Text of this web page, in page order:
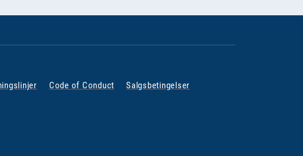
Code of Conduct
Salgsbetingelser